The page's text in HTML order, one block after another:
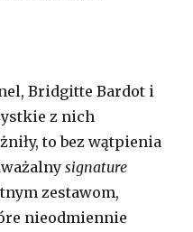
Bridgitte Bardot i
z nich
to bez wątpienia
signature
zestawom,
nieodmiennie